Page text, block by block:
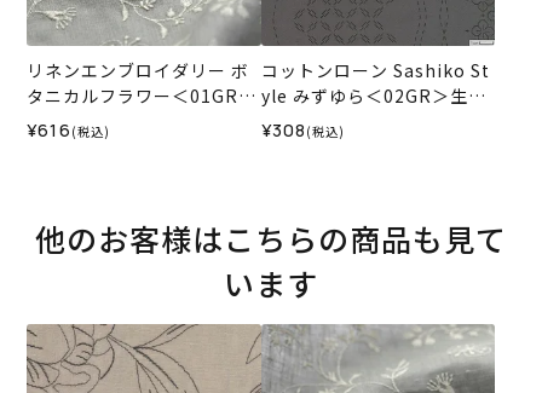
リネンエンブロイダリー ボ
タニカルフラワー＜01GR＞
生地 ホビーラホビーレデザ
インコレクション
¥616 (税込)
コットンローン Sashiko St
yle みずゆら＜02GR＞生地
ホビーラホビーレデザイン
コレクション
¥308 (税込)
他のお客様はこちらの商品も見て
います